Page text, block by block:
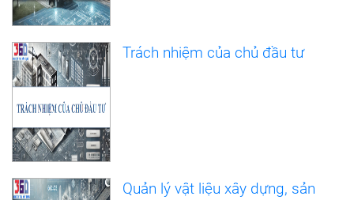
Trách nhiệm của chủ đầu tư
Quản lý vật liệu xây dựng, sản